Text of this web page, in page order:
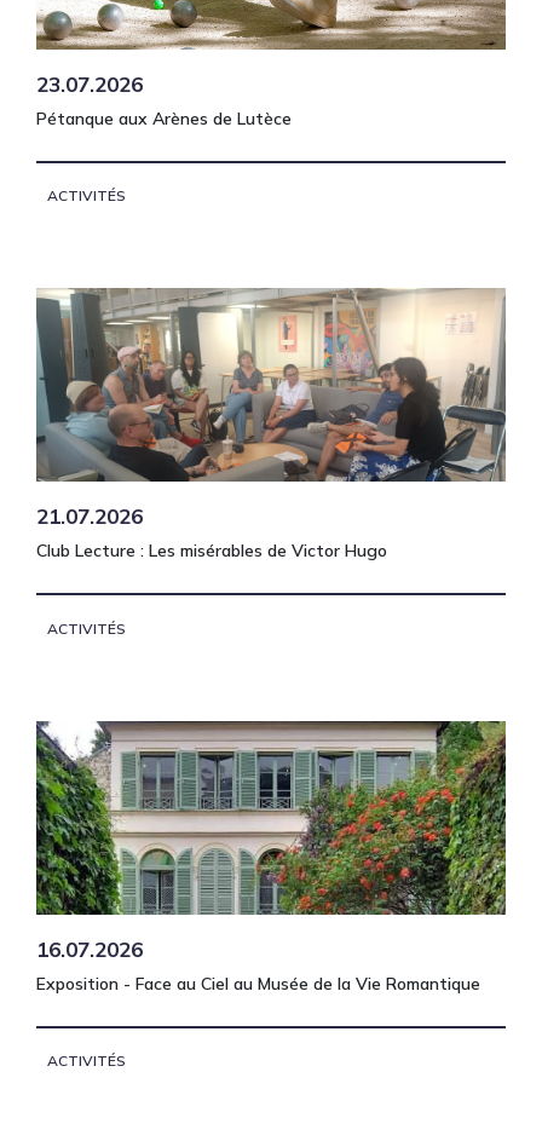
23.07.2026
Pétanque aux Arènes de Lutèce
ACTIVITÉS
21.07.2026
Club Lecture : Les misérables de Victor Hugo
ACTIVITÉS
16.07.2026
Exposition - Face au Ciel au Musée de la Vie Romantique
ACTIVITÉS